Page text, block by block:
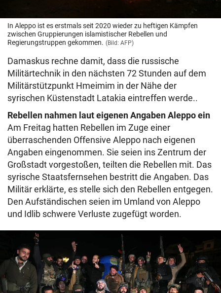
In Aleppo ist es erstmals seit 2020 wieder zu heftigen Kämpfen
zwischen Gruppierungen islamistischer Rebellen und
Regierungstruppen gekommen. (Bild: AFP)
Damaskus rechne damit, dass die russische
Militärtechnik in den nächsten 72 Stunden auf dem
Militärstützpunkt Hmeimim in der Nähe der
syrischen Küstenstadt Latakia eintreffen werde..
Rebellen nahmen laut eigenen Angaben Aleppo ein
Am Freitag hatten Rebellen im Zuge einer
überraschenden Offensive Aleppo nach eigenen
Angaben eingenommen. Sie seien ins Zentrum der
Großstadt vorgestoßen, teilten die Rebellen mit. Das
syrische Staatsfernsehen bestritt die Angaben. Das
Militär erklärte, es stelle sich den Rebellen entgegen.
Den Aufständischen seien im Umland von Aleppo
und Idlib schwere Verluste zugefügt worden.